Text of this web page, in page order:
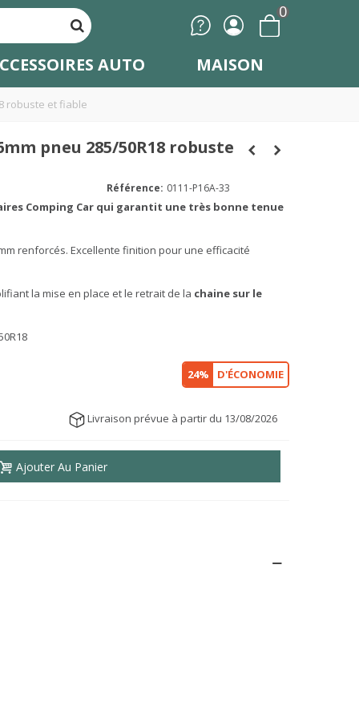
0
AUTO MAISON
robuste et fiable
pneu 285/50R18 robuste
Référence: 0111-P16A-33
Comping Car qui garantit une très bonne tenue
renforcés. Excellente finition pour une efficacité
la mise en place et le retrait de la chaine sur le
24% D'ÉCONOMIE
Livraison prévue à partir du 13/08/2026
Ajouter Au Panier